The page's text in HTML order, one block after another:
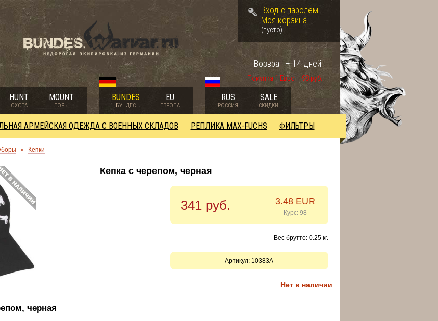
Вход с паролем
Моя корзина
(пусто)
Покупка 1 Евро – 98 руб.
Возврат – 14 дней
HUNT
ОХОТА
MOUNT
ГОРЫ
BUNDES
БУНДЕС
EU
ЕВРОПА
RUS
РОССИЯ
SALE
СКИДКИ
АРМЕЙСКАЯ ОДЕЖДА С ВОЕННЫХ СКЛАДОВ РЕПЛИКА MAX-FUCHS ФИЛЬТРЫ
» Кепки
черная
Кепка с черепом, черная
341 руб. 3.48 EUR
Курс: 98
Вес брутто: 0.25 кг.
Артикул: 10383A
Нет в наличии